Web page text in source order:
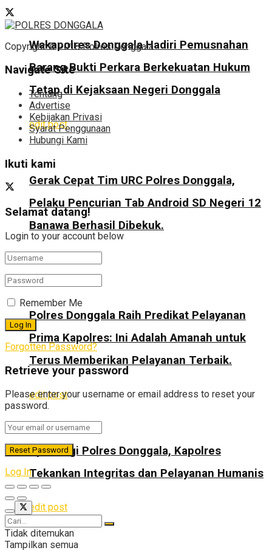
Wakapolres Donggala Hadiri Pemusnahan
Barang Bukti Perkara Berkekuatan Hukum
Tetap di Kejaksaan Negeri Donggala
edit post
Gerak Cepat Tim URC Polres Donggala,
Pelaku Pencurian Tab Android SD Negeri 12
Banawa Berhasil Dibekuk.
edit post
Polres Donggala Raih Predikat Pelayanan
Prima Kapolres: Ini Adalah Amanah untuk
Terus Memberikan Pelayanan Terbaik.
edit post
Apel Pagi Polres Donggala, Kapolres
Tekankan Integritas dan Pelayanan Humanis
edit post
Copyright © 2018 Polres Donggala.
Navigate Site
Tentang
Advertise
Kebijakan Privasi
Syarat Penggunaan
Hubungi Kami
Ikuti kami
Selamat datang!
Login to your account below
Remember Me
Forgotten Password?
Retrieve your password
Please enter your username or email address to reset your
password.
Log In
Tidak ditemukan
Tampilkan semua